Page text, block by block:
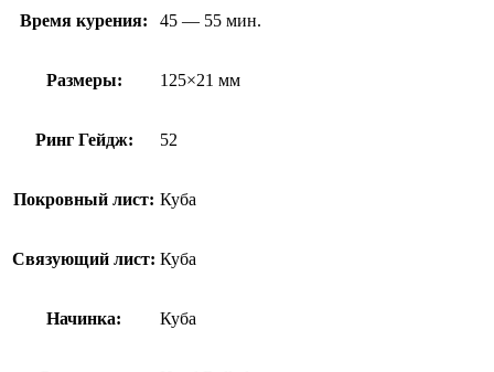
Время курения: 45 — 55 мин.
Размеры: 125×21 мм
Ринг Гейдж: 52
Покровный лист: Куба
Связующий лист: Куба
Начинка: Куба